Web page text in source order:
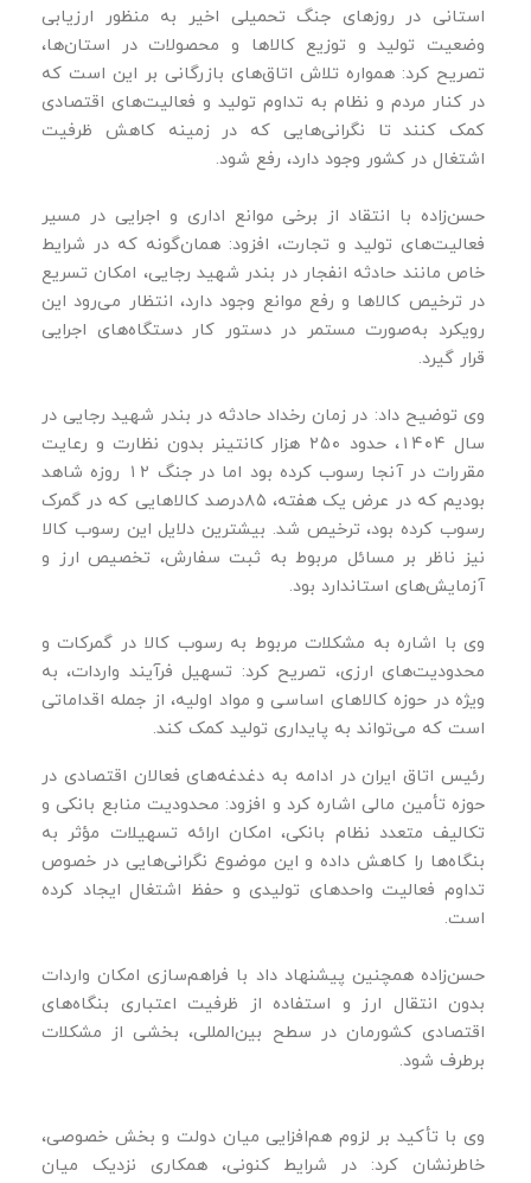
استانی در روزهای جنگ تحمیلی اخیر به منظور ارزیابی
وضعیت تولید و توزیع کالاها و محصولات در استان‌ها،
تصریح کرد: همواره تلاش اتاق‌های بازرگانی بر این است که
در کنار مردم و نظام به تداوم تولید و فعالیت‌های اقتصادی
کمک کنند تا نگرانی‌هایی که در زمینه کاهش ظرفیت
اشتغال در کشور وجود دارد، رفع شود.
حسن‌زاده با انتقاد از برخی موانع اداری و اجرایی در مسیر
فعالیت‌های تولید و تجارت، افزود: همان‌گونه که در شرایط
خاص مانند حادثه انفجار در بندر شهید رجایی، امکان تسریع
در ترخیص کالاها و رفع موانع وجود دارد، انتظار می‌رود این
رویکرد به‌صورت مستمر در دستور کار دستگاه‌های اجرایی
قرار گیرد.
وی توضیح داد: در زمان رخداد حادثه در بندر شهید رجایی در
سال ۱۴۰۴، حدود ۲۵۰ هزار کانتینر بدون نظارت و رعایت
مقررات در آنجا رسوب کرده بود اما در جنگ ۱۲ روزه شاهد
بودیم که در عرض یک هفته، ۸۵درصد کالاهایی که در گمرک
رسوب کرده بود، ترخیص شد. بیشترین دلایل این رسوب کالا
نیز ناظر بر مسائل مربوط به ثبت سفارش، تخصیص ارز و
آزمایش‌های استاندارد بود.
وی با اشاره به مشکلات مربوط به رسوب کالا در گمرکات و
محدودیت‌های ارزی، تصریح کرد: تسهیل فرآیند واردات، به‌
ویژه در حوزه کالاهای اساسی و مواد اولیه، از جمله اقداماتی
است که می‌تواند به پایداری تولید کمک کند.
رئیس اتاق ایران در ادامه به دغدغه‌های فعالان اقتصادی در
حوزه تأمین مالی اشاره کرد و افزود: محدودیت منابع بانکی و
تکالیف متعدد نظام بانکی، امکان ارائه تسهیلات مؤثر به
بنگاه‌ها را کاهش داده و این موضوع نگرانی‌هایی در خصوص
تداوم فعالیت واحدهای تولیدی و حفظ اشتغال ایجاد کرده
است.
حسن‌زاده همچنین پیشنهاد داد با فراهم‌سازی امکان واردات
بدون انتقال ارز و استفاده از ظرفیت اعتباری بنگاه‌های
اقتصادی کشورمان در سطح بین‌المللی، بخشی از مشکلات
برطرف شود.
وی با تأکید بر لزوم هم‌افزایی میان دولت و بخش خصوصی،
خاطرنشان کرد: در شرایط کنونی، همکاری نزدیک میان